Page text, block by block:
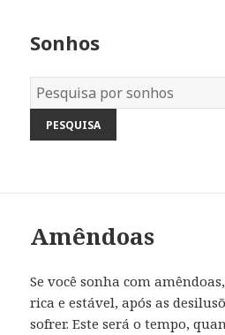
Sonhos
Dicionário
dos
Sonhos:
Amêndoas
Se você sonha com
rica e estável, após as
sofrer. Este será o tempo,